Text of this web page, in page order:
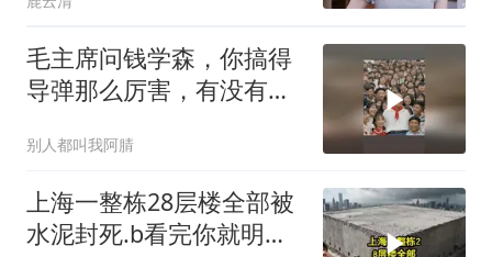
毛主席问钱学森，你搞得
导弹那么厉害，有没有办
别人都叫我阿腈
上海一整栋28层楼全部被
水泥封死.b看完你就明白